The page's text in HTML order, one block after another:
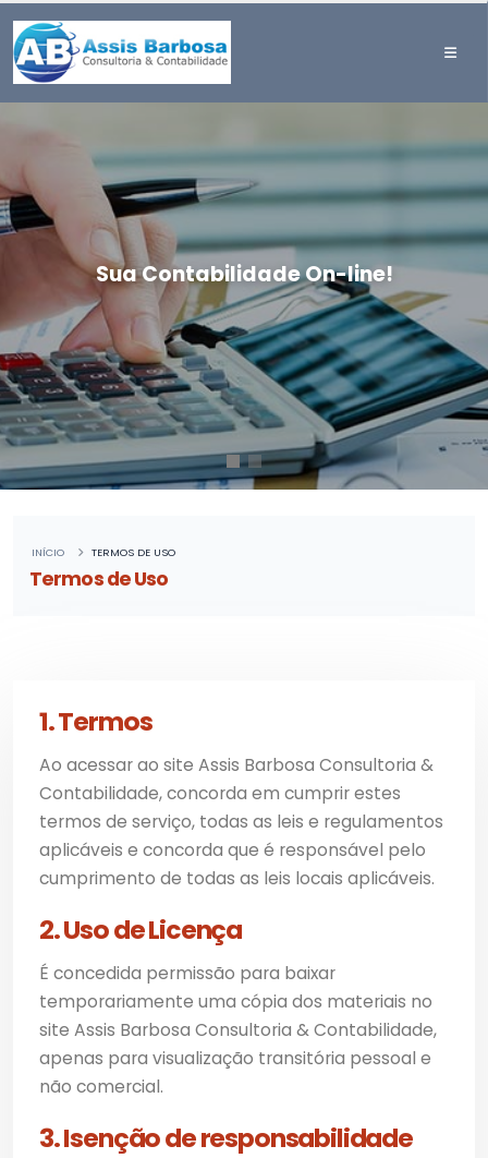
Sua Contabilidade On-line!
Termos de Uso
INÍCIO TERMOS DE USO
1. Termos
Ao acessar ao site Assis Barbosa Consultoria &
Contabilidade, concorda em cumprir estes
termos de serviço, todas as leis e regulamentos
aplicáveis e concorda que é responsável pelo
cumprimento de todas as leis locais aplicáveis.
2. Uso de Licença
É concedida permissão para baixar
temporariamente uma cópia dos materiais no
site Assis Barbosa Consultoria & Contabilidade,
apenas para visualização transitória pessoal e
não comercial.
3. Isenção de responsabilidade